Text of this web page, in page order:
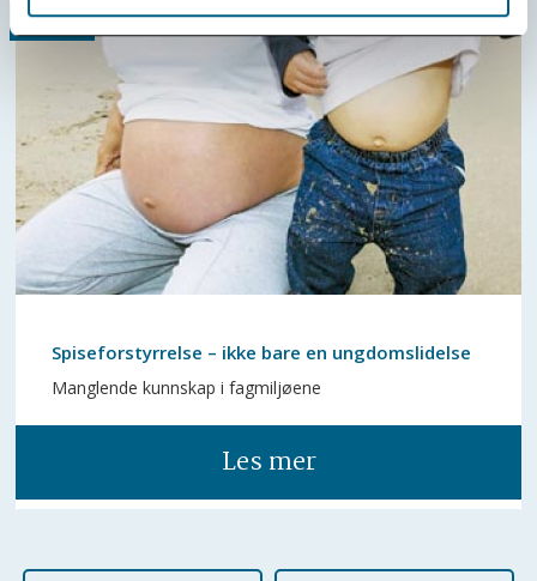
Spiseforstyrrelse – ikke bare en ungdomslidelse
Manglende kunnskap i fagmiljøene
Les mer